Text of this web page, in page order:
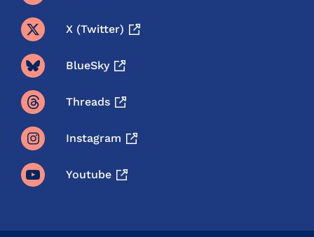
X (twitter)
BlueSky
Threads
Instagram
Youtube